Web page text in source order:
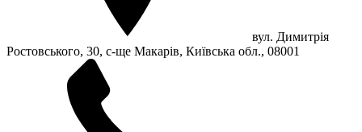
вул. Димитрія
Ростовського, 30, с-ще Макарів, Київська обл., 08001